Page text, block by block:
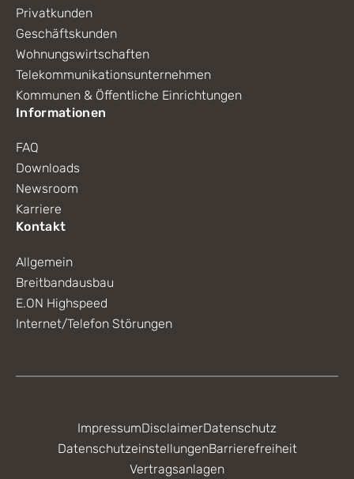
Privatkunden
Geschäftskunden
Wohnungswirtschaften
Telekommunikationsunternehmen
Kommunen & Öffentliche Einrichtungen
Informationen
FAQ
Downloads
Newsroom
Karriere
Kontakt
Allgemein
Breitbandausbau
E.ON Highspeed
Internet/Telefon Störungen
ImpressumDisclaimerDatenschutz
DatenschutzeinstellungenBarrierefreiheit
Vertragsanlagen